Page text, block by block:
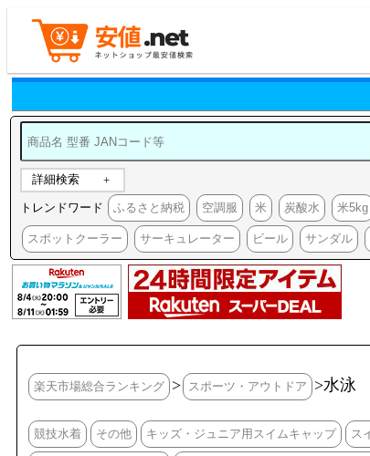
詳細検索
トレンドワード ふるさと納税 空調服 米 炭酸水 米5kg
スポットクーラー サーキュレーター ビール サンダル
楽天市場総合ランキング > スポーツ・アウトドア >水泳
競技水着 その他 キッズ・ジュニア用スイムキャップ ス